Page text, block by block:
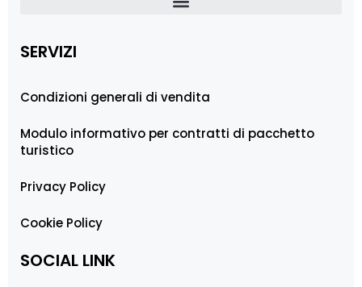
SERVIZI
Condizioni generali di vendita
Modulo informativo per contratti di pacchetto
turistico
Privacy Policy
Cookie Policy
SOCIAL LINK